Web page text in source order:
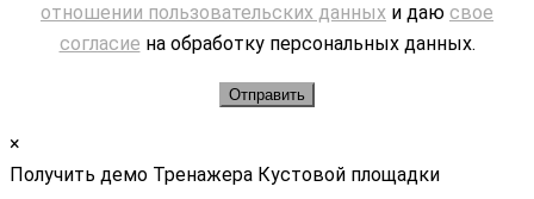
отношении пользовательских данных и даю свое
согласие на обработку персональных данных.
×
Получить демо Тренажера Кустовой площадки